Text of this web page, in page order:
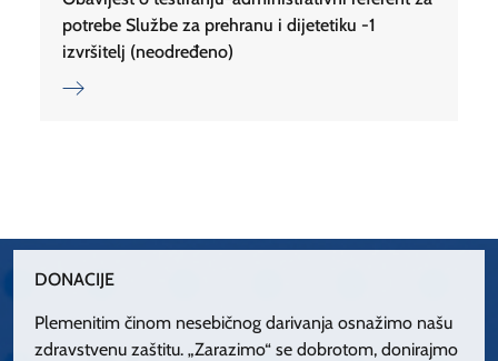
potrebe Službe za prehranu i dijetetiku -1
izvršitelj (neodređeno)
DONACIJE
Plemenitim činom nesebičnog darivanja osnažimo našu
zdravstvenu zaštitu. „Zarazimo“ se dobrotom, donirajmo